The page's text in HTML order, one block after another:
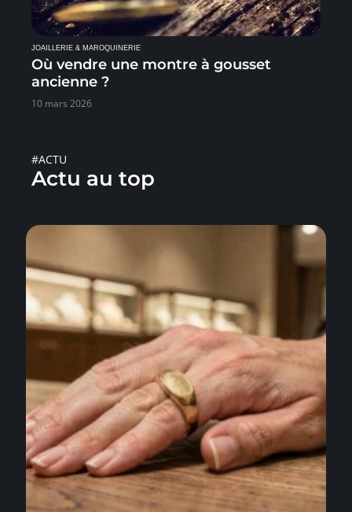
JOAILLERIE & MAROQUINERIE
Où vendre une montre à gousset
ancienne ?
10 mars 2026
#ACTU
Actu au top